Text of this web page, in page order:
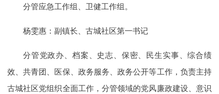
分管应急工作组、卫健工作组。
杨雯惠：副镇长、古城社区第一书记
分管党政办、档案、史志、保密、民生实事、综合绩
效、共青团、医保、政务服务、政务公开等工作，负责主持
古城社区党组织全面工作，分管领域的党风廉政建设、意识